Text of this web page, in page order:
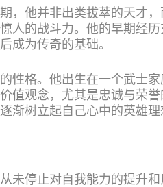
，他并非出类拔萃的天才
人的战斗力。他的早期经
成为传奇的基础。
性格。他出生在一个武士
值观念，尤其是忠诚与荣
渐树立起自己心中的英雄
未停止对自我能力的提升